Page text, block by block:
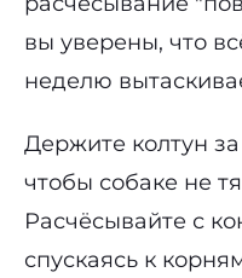
вы уверены, что
неделю
Держите колтун
чтобы собаке не
Расчёсывайте с
спускаясь к